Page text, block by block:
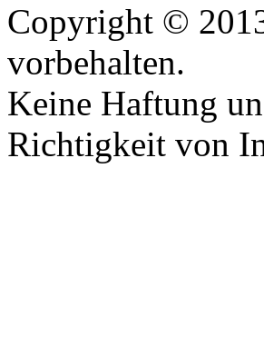
Copyright ©
vorbehalten.
Keine Haftung
Richtigkeit von